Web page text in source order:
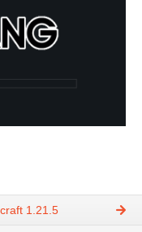
1.21.5